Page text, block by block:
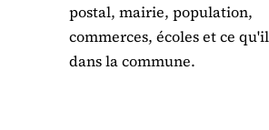
postal, mairie, population,
commerces, écoles et ce
dans la commune.